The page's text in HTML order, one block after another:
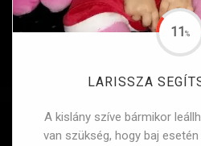
LARISSZA
A kislány szíve bármikor
van szükség, hogy baj
11%